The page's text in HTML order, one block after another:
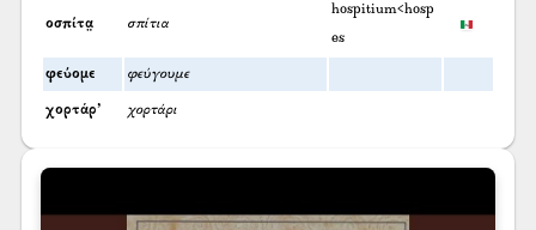
οσπίτα̤ σπίτια
hospitium<hosp
es
φεύομε φεύγουμε
χορτάρ’ χορτάρι